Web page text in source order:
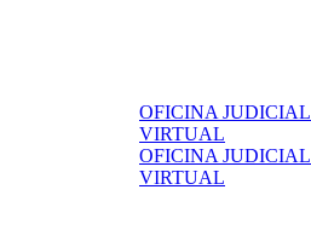
OFICINA JUDICIAL
VIRTUAL
OFICINA JUDICIAL
VIRTUAL